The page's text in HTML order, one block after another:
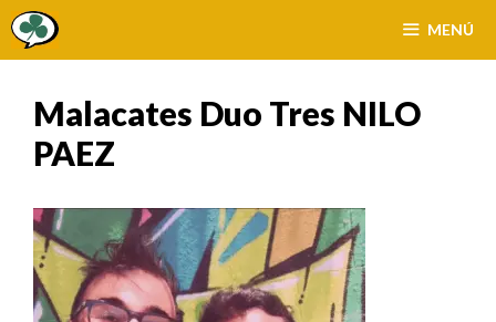
Saltar
MENÚ
Malacates Duo Tres NILO
PAEZ